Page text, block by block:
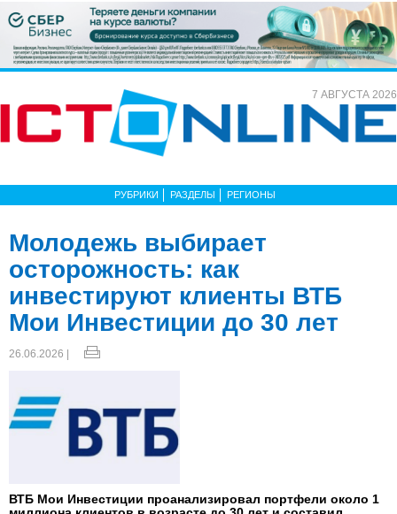
7 АВГУСТА 2026
РУБРИКИ РАЗДЕЛЫ РЕГИОНЫ
Молодежь выбирает
осторожность: как
инвестируют клиенты ВТБ
Мои Инвестиции до 30 лет
26.06.2026 |
ВТБ Мои Инвестиции проанализировал портфели около 1